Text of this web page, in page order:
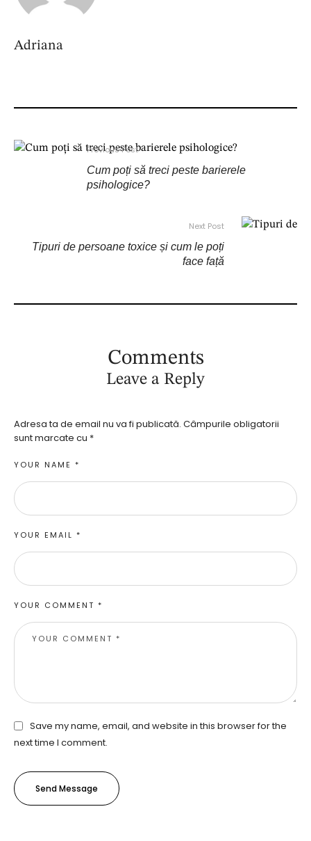
Adriana
Previous Post
Cum poți să treci peste barierele
psihologice?
Next Post
Tipuri de persoane toxice și cum le poți
face față
Comments
Leave a Reply
Adresa ta de email nu va fi publicată. Câmpurile obligatorii
sunt marcate cu *
YOUR COMMENT *
YOUR NAME *
YOUR EMAIL *
Save my name, email, and website in this browser for the
next time I comment.
Send Message